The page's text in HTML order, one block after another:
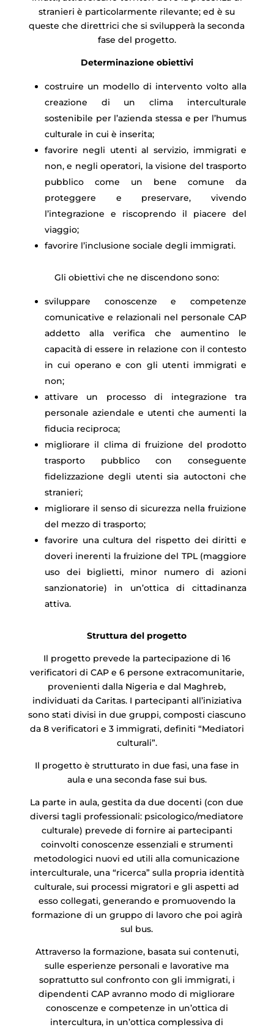
stranieri è particolarmente rilevante; ed è su
queste che direttrici che si svilupperà la seconda
fase del progetto.
Determinazione obiettivi
costruire un modello di intervento volto alla
creazione di un clima interculturale
sostenibile per l’azienda stessa e per l’humus
culturale in cui è inserita;
favorire negli utenti al servizio, immigrati e
non, e negli operatori, la visione del trasporto
pubblico come un bene comune da
proteggere e preservare, vivendo
l’integrazione e riscoprendo il piacere del
viaggio;
favorire l’inclusione sociale degli immigrati.
Gli obiettivi che ne discendono sono:
sviluppare conoscenze e competenze
comunicative e relazionali nel personale CAP
addetto alla verifica che aumentino le
capacità di essere in relazione con il contesto
in cui operano e con gli utenti immigrati e
non;
attivare un processo di integrazione tra
personale aziendale e utenti che aumenti la
fiducia reciproca;
migliorare il clima di fruizione del prodotto
trasporto pubblico con conseguente
fidelizzazione degli utenti sia autoctoni che
stranieri;
migliorare il senso di sicurezza nella fruizione
del mezzo di trasporto;
favorire una cultura del rispetto dei diritti e
doveri inerenti la fruizione del TPL (maggiore
uso dei biglietti, minor numero di azioni
sanzionatorie) in un’ottica di cittadinanza
attiva.
Struttura del progetto
Il progetto prevede la partecipazione di 16
verificatori di CAP e 6 persone extracomunitarie,
provenienti dalla Nigeria e dal Maghreb,
individuati da Caritas. I partecipanti all’iniziativa
sono stati divisi in due gruppi, composti ciascuno
da 8 verificatori e 3 immigrati, definiti “Mediatori
culturali”.
Il progetto è strutturato in due fasi, una fase in
aula e una seconda fase sui bus.
La parte in aula, gestita da due docenti (con due
diversi tagli professionali: psicologico/mediatore
culturale) prevede di fornire ai partecipanti
coinvolti conoscenze essenziali e strumenti
metodologici nuovi ed utili alla comunicazione
interculturale, una “ricerca” sulla propria identità
culturale, sui processi migratori e gli aspetti ad
esso collegati, generando e promuovendo la
formazione di un gruppo di lavoro che poi agirà
sul bus.
Attraverso la formazione, basata sui contenuti,
sulle esperienze personali e lavorative ma
soprattutto sul confronto con gli immigrati, i
dipendenti CAP avranno modo di migliorare
conoscenze e competenze in un’ottica di
intercultura, in un’ottica complessiva di